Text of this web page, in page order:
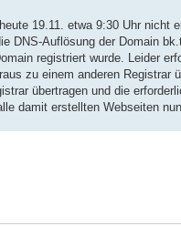
19.11. etwa 9:30 Uhr nicht
DNS-Auflösung der Domain
registriert wurde. Leider
zu einem anderen Registrar
übertragen und die
damit erstellten Webseiten